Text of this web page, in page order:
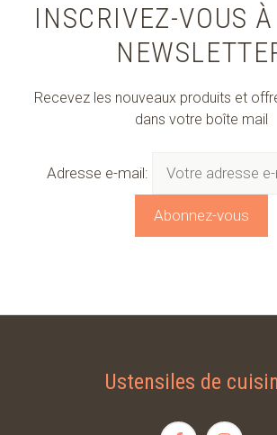
INSCRIVEZ-VOUS
Recevez les nouveaux produits et
dans votre boîte mail
Adresse e-mail:
Ustensiles de